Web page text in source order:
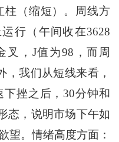
柱（缩短）。周线方
行（午间收在3628
叉，J值为98，而周
我们从短线来看，
挫之后，30分钟和
态，说明市场下午如
望。情绪高度方面：